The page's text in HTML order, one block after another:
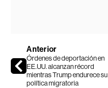
Anterior
Órdenes de deportación en
EE.UU. alcanzan récord
mientras Trump endurece su
política migratoria